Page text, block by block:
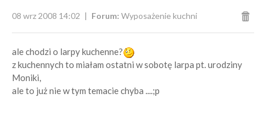
08 wrz 2008 14:02 Forum: Wyposażenie kuchni
ale chodzi o larpy kuchenne?
z kuchennych to miałam ostatni w sobotę larpa pt. urodziny
Moniki,
ale to już nie w tym temacie chyba ....;p